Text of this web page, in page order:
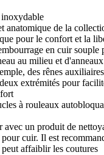
anatomique de la
pour le confort et la
en cuir souple
au milieu et
des rênes auxiliaires
extrémités pour
à rouleaux
avec un produit de
cuir. Il est
affaiblir les coutures